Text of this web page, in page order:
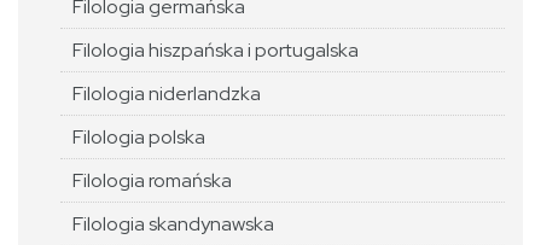
Filologia germańska
Filologia hiszpańska i portugalska
Filologia niderlandzka
Filologia polska
Filologia romańska
Filologia skandynawska